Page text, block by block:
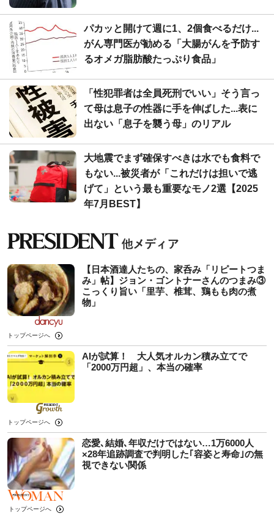
パカッと開けて週に1、2個食べるだけ...
がん専門医が勧める「大腸がんを予防す
るオメガ脂肪酸たっぷり食品」
「性犯罪者は全員死刑でいい」そう言っ
て母は息子の性器に手を伸ばした...表に
出ない「息子を襲う母」のリアル
大地震でまず確保すべきは水でも食料で
もない...被災者が「これだけは担いで逃
げて」という最も重要なモノ2選【2025
年7月BEST】
【日本酒達人たちの、家呑み「リピートつま
み」帖】ジョン・ゴントナーさんのつまみ③
こっくり旨い「里芋、椎茸、鶏もも肉の煮
物」
トップページへ
AIが試算！ 大人気オルカン積み立てで
「2000万円超」、本当の確率
トップページへ
恋愛､結婚､年収だけではない…1万6000人
×28年追跡調査で判明した｢容姿と寿命｣の無
視できない関係
トップページへ